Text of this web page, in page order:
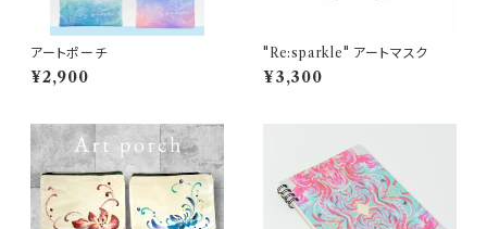
アートポーチ
¥2,900
"Re:sparkle" アートマスク
¥3,300